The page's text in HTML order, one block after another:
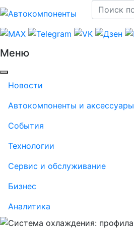
Меню
Новости
Автокомпоненты и аксессуары
События
Технологии
Сервис и обслуживание
Бизнес
Аналитика